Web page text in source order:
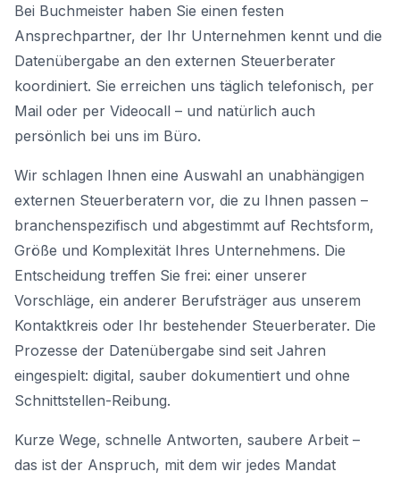
Bei Buchmeister haben Sie einen festen
Ansprechpartner, der Ihr Unternehmen kennt und die
Datenübergabe an den externen Steuerberater
koordiniert. Sie erreichen uns täglich telefonisch, per
Mail oder per Videocall – und natürlich auch
persönlich bei uns im Büro.
Wir schlagen Ihnen eine Auswahl an unabhängigen
externen Steuerberatern vor, die zu Ihnen passen –
branchenspezifisch und abgestimmt auf Rechtsform,
Größe und Komplexität Ihres Unternehmens. Die
Entscheidung treffen Sie frei: einer unserer
Vorschläge, ein anderer Berufsträger aus unserem
Kontaktkreis oder Ihr bestehender Steuerberater. Die
Prozesse der Datenübergabe sind seit Jahren
eingespielt: digital, sauber dokumentiert und ohne
Schnittstellen-Reibung.
Kurze Wege, schnelle Antworten, saubere Arbeit –
das ist der Anspruch, mit dem wir jedes Mandat